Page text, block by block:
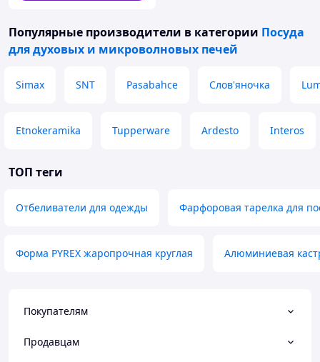
Популярные производители в категории Посуда
для духовых и микроволновых печей
Simax SNT Pasabahce Слов'яночка
Etnokeramika Tupperware Ardesto Interos
ТОП теги
Отбеливатели для одежды Фарфоровая тарелка для
Форма PYREX жаропрочная круглая Алюминиевая
Покупателям
Продавцам